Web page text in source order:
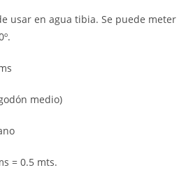
usar en agua tibia. Se puede meter
medio)
= 0.5 mts.